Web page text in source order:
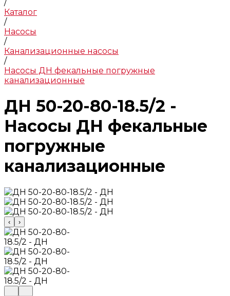
/
Каталог
/
Насосы
/
Канализационные насосы
/
Насосы ДН фекальные погружные
канализационные
ДН 50-20-80-18.5/2 -
Насосы ДН фекальные
погружные
канализационные
‹ ›